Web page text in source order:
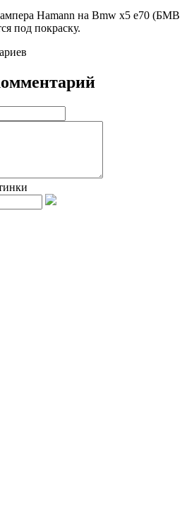
Hamann на Bmw x5 e70 (БМВ
под покраску.